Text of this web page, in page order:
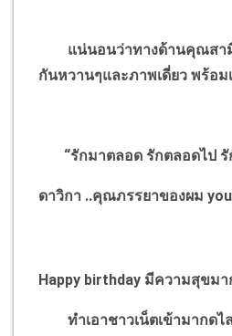
แน่นอนว่าทางด้านคุณสามี
กันหวานๆและภาพเดี่ยว พร้อ
“รักมาตลอด รักตลอดไป รั
ดาวิกา ..คุณภรรยาของผม
Happy birthday มีความสุขม
ทำเอาชาวเน็ตเข้ามากดไ